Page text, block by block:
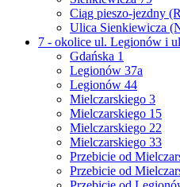
Ciąg pieszo-jezdny
Ulica Sienkiewicza
7 - okolice ul. Legionów i
Gdańska 1
Legionów 37a
Legionów 44
Mielczarskiego 3
Mielczarskiego 15
Mielczarskiego 22
Mielczarskiego 33
Przebicie od
Przebicie od